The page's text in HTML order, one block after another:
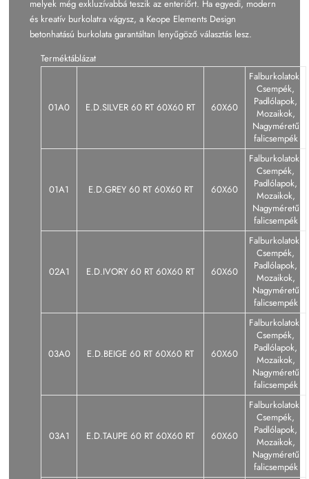
melyek még exkluzívabbá teszik az enteriőrt. Ha egyedi, modern
és kreatív burkolatra vágysz, a Keope Elements Design
betonhatású burkolata garantáltan lenyűgöző választás lesz.
Terméktáblázat
01A0 E.D.SILVER 60 RT 60X60 RT 60X60
Falburkolatok,
Csempék,
Padlólapok,
Mozaikok,
Nagyméretű
falicsempék
01A1 E.D.GREY 60 RT 60X60 RT 60X60
Falburkolatok,
Csempék,
Padlólapok,
Mozaikok,
Nagyméretű
falicsempék
02A1 E.D.IVORY 60 RT 60X60 RT 60X60
Falburkolatok,
Csempék,
Padlólapok,
Mozaikok,
Nagyméretű
falicsempék
03A0 E.D.BEIGE 60 RT 60X60 RT 60X60
Falburkolatok,
Csempék,
Padlólapok,
Mozaikok,
Nagyméretű
falicsempék
03A1 E.D.TAUPE 60 RT 60X60 RT 60X60
Falburkolatok,
Csempék,
Padlólapok,
Mozaikok,
Nagyméretű
falicsempék